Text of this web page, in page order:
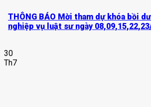
THÔNG BÁO Mời tham dự khóa bồi
nghiệp vụ luật sư ngày
30
Th7